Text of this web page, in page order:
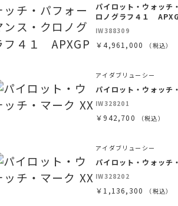
パイロット・ウォッチ
ロノグラフ４１
IW388309
￥4,961,000 （税込）
アイダブリューシー
パイロット・ウォッチ
IW328201
￥942,700 （税込）
アイダブリューシー
パイロット・ウォッチ
IW328202
￥1,136,300 （税込）